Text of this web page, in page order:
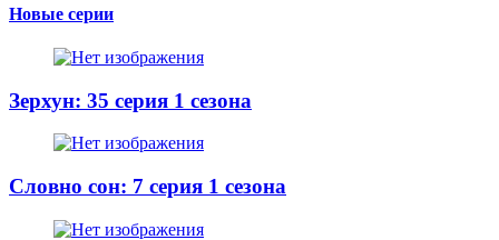
Новые серии
Зерхун: 35 серия 1 сезона
Словно сон: 7 серия 1 сезона